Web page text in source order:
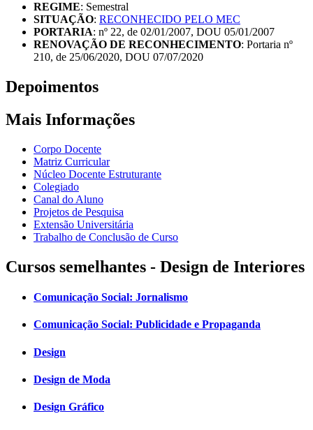
REGIME: Semestral
SITUAÇÃO: RECONHECIDO PELO MEC
PORTARIA: nº 22, de 02/01/2007, DOU 05/01/2007
RENOVAÇÃO DE RECONHECIMENTO: Portaria nº
210, de 25/06/2020, DOU 07/07/2020
Depoimentos
Mais Informações
Corpo Docente
Matriz Curricular
Núcleo Docente Estruturante
Colegiado
Canal do Aluno
Projetos de Pesquisa
Extensão Universitária
Trabalho de Conclusão de Curso
Cursos semelhantes - Design de Interiores
Comunicação Social: Jornalismo
Comunicação Social: Publicidade e Propaganda
Design
Design de Moda
Design Gráfico